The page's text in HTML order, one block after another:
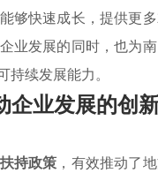
够快速成长，提供更
业发展的同时，也为
续发展能力。
企业发展的创
持政策 ，有效推动了